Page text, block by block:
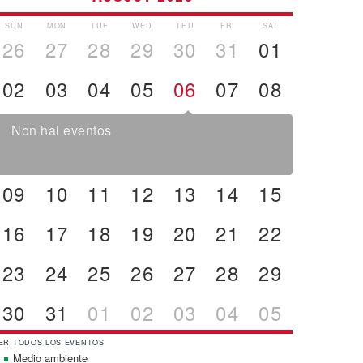
SUN
26
MON
27
TUE
28
WED
29
THU
30
FRI
31
SAT
01
02
03 04 05 06 07 08
Non hai eventos
09 10 11 12 13 14
15
16
17 18 19 20 21
22
23
24 25 26 27 28
29
30
31 01 02 03 04 05
TODOS LOS EVENTOS
Medio ambiente